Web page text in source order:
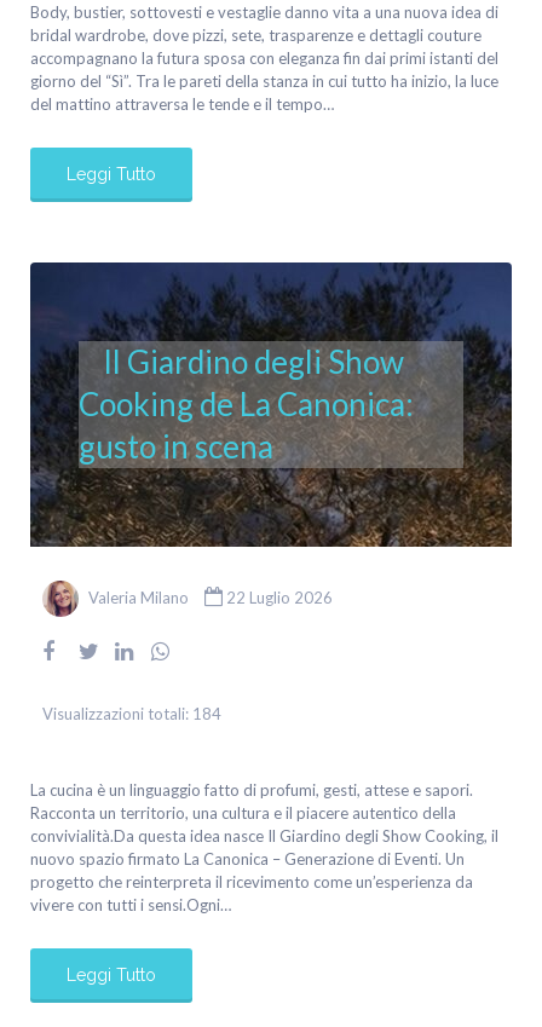
Body, bustier, sottovesti e vestaglie danno vita a una nuova idea di
bridal wardrobe, dove pizzi, sete, trasparenze e dettagli couture
accompagnano la futura sposa con eleganza fin dai primi istanti del
giorno del “Sì”. Tra le pareti della stanza in cui tutto ha inizio, la luce
del mattino attraversa le tende e il tempo…
Leggi Tutto
Il Giardino degli Show
Cooking de La Canonica:
gusto in scena
Valeria Milano 22 Luglio 2026
Visualizzazioni totali: 184
La cucina è un linguaggio fatto di profumi, gesti, attese e sapori.
Racconta un territorio, una cultura e il piacere autentico della
convivialità.Da questa idea nasce Il Giardino degli Show Cooking, il
nuovo spazio firmato La Canonica – Generazione di Eventi. Un
progetto che reinterpreta il ricevimento come un’esperienza da
vivere con tutti i sensi.Ogni…
Leggi Tutto